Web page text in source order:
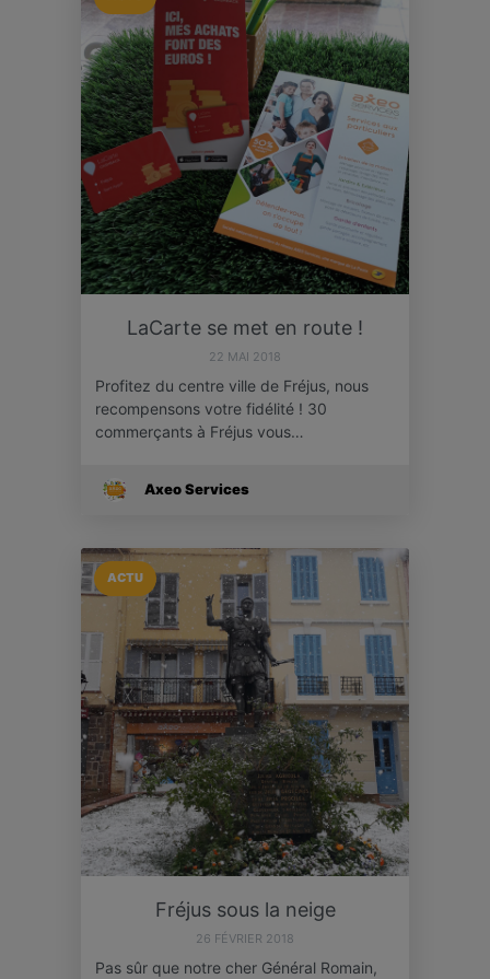
LaCarte se met en route !
22 MAI 2018
Profitez du centre ville de Fréjus, nous
recompensons votre fidélité ! 30
commerçants à Fréjus vous…
Axeo Services
ACTU
Fréjus sous la neige
26 FÉVRIER 2018
Pas sûr que notre cher Général Romain,